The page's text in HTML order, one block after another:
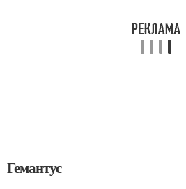
Гемантус